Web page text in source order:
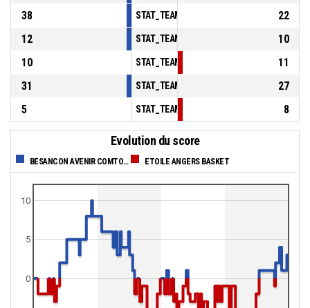
38
22
12
10
10
11
31
27
5
8
Evolution du score
BESANCON AVENIR COMTOIS ETOILE ANGERS BASKET
0
5
10